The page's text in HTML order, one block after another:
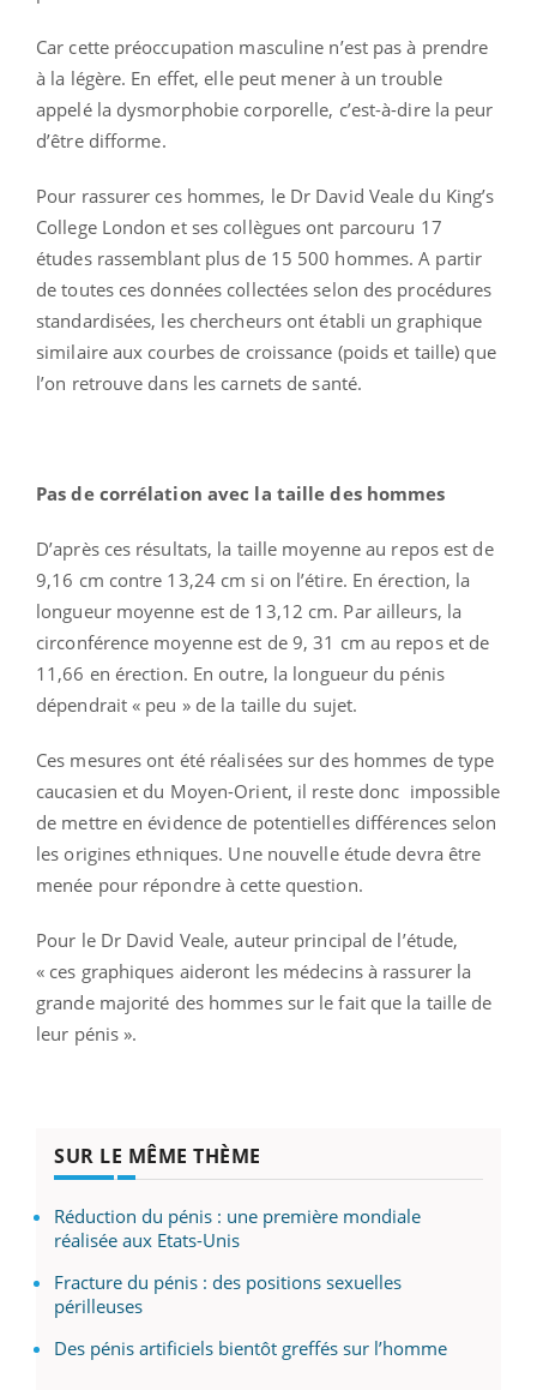
Car cette préoccupation masculine n’est pas à prendre
à la légère. En effet, elle peut mener à un trouble
appelé la dysmorphobie corporelle, c’est-à-dire la peur
d’être difforme.
Pour rassurer ces hommes, le Dr David Veale du King’s
College London et ses collègues ont parcouru 17
études rassemblant plus de 15 500 hommes. A partir
de toutes ces données collectées selon des procédures
standardisées, les chercheurs ont établi un graphique
similaire aux courbes de croissance (poids et taille) que
l’on retrouve dans les carnets de santé.
Pas de corrélation avec la taille des hommes
D’après ces résultats, la taille moyenne au repos est de
9,16 cm contre 13,24 cm si on l’étire. En érection, la
longueur moyenne est de 13,12 cm. Par ailleurs, la
circonférence moyenne est de 9, 31 cm au repos et de
11,66 en érection. En outre, la longueur du pénis
dépendrait « peu » de la taille du sujet.
Ces mesures ont été réalisées sur des hommes de type
caucasien et du Moyen-Orient, il reste donc impossible
de mettre en évidence de potentielles différences selon
les origines ethniques. Une nouvelle étude devra être
menée pour répondre à cette question.
Pour le Dr David Veale, auteur principal de l’étude,
« ces graphiques aideront les médecins à rassurer la
grande majorité des hommes sur le fait que la taille de
leur pénis ».
SUR LE MÊME THÈME
Réduction du pénis : une première mondiale
réalisée aux Etats-Unis
Fracture du pénis : des positions sexuelles
périlleuses
Des pénis artificiels bientôt greffés sur l’homme